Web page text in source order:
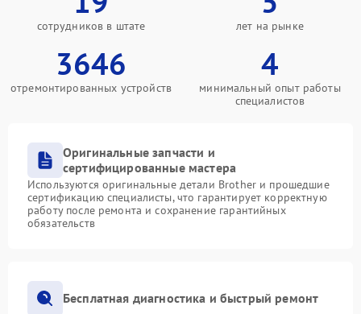
сотрудников в штате лет на рынке
3646
отремонтированных устройств
4
минимальный опыт работы
специалистов
Оригинальные запчасти и
сертифицированные мастера
Используются оригинальные детали Brother и прошедшие
сертификацию специалисты, что гарантирует корректную
работу после ремонта и сохранение гарантийных
обязательств
Бесплатная диагностика и быстрый ремонт